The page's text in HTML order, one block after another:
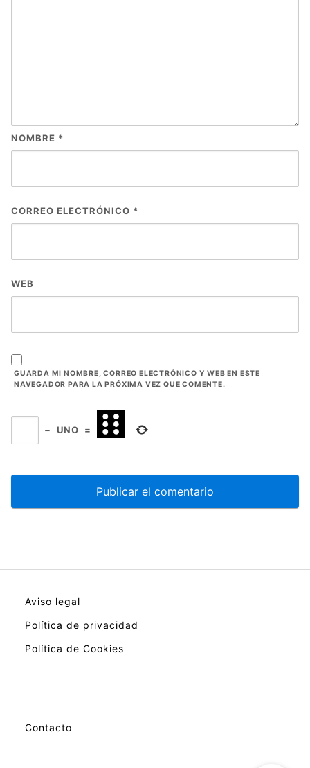
NOMBRE *
CORREO ELECTRÓNICO *
WEB
GUARDA MI NOMBRE, CORREO ELECTRÓNICO Y WEB EN ESTE
NAVEGADOR PARA LA PRÓXIMA VEZ QUE COMENTE.
− UNO =
Aviso legal
Política de privacidad
Política de Cookies
Contacto